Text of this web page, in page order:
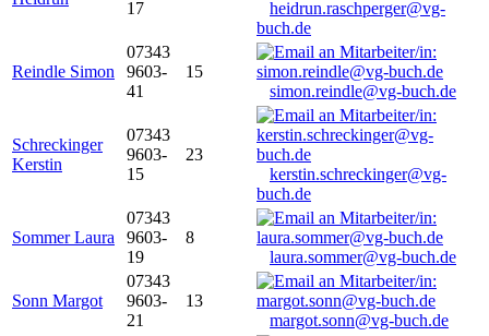
17
heidrun.raschperger@vg-
buch.de
Reindle Simon
07343
9603-
41
15
simon.reindle@vg-buch.de
Schreckinger
Kerstin
07343
9603-
15
23
kerstin.schreckinger@vg-
buch.de
Sommer Laura
07343
9603-
19
8
laura.sommer@vg-buch.de
Sonn Margot
07343
9603-
21
13
margot.sonn@vg-buch.de